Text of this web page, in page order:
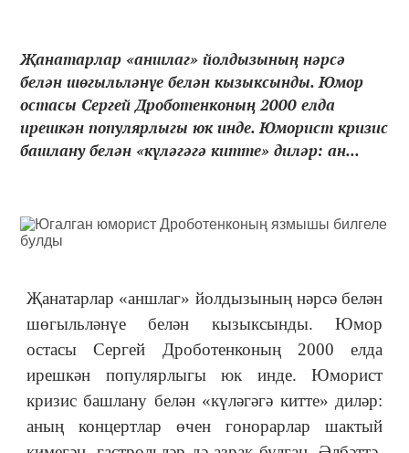
Җанатарлар «аншлаг» йолдызының нәрсә
белән шөгыльләнүе белән кызыксынды. Юмор
остасы Сергей Дроботенконың 2000 елда
ирешкән популярлыгы юк инде. Юморист кризис
башлану белән «күләгәгә китте» диләр: ан...
Җанатарлар «аншлаг» йолдызының нәрсә белән
шөгыльләнүе белән кызыксынды. Юмор
остасы Сергей Дроботенконың 2000 елда
ирешкән популярлыгы юк инде. Юморист
кризис башлану белән «күләгәгә китте» диләр:
аның концертлар өчен гонорарлар шактый